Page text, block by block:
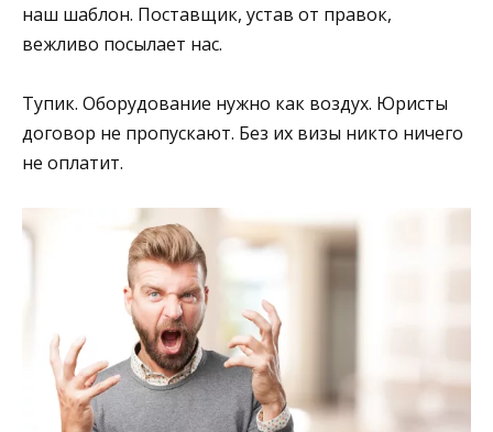
наш шаблон. Поставщик, устав от правок,
вежливо посылает нас.
Тупик. Оборудование нужно как воздух. Юристы
договор не пропускают. Без их визы никто ничего
не оплатит.